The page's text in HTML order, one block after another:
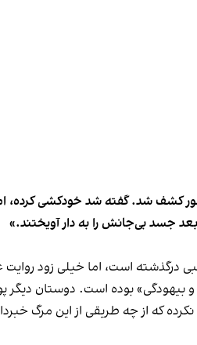
شد. گفته شد خودکشی کرده، اما
بعد جسد بی‌جانش را به دار آویختند.»
درگذشته است، اما خیلی زود
بیهودگی» بوده است. دوستان
نکرده که از چه طریقی از این مرگ